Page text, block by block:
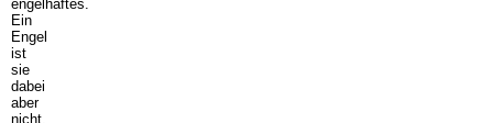
engelhaftes.
Ein
Engel
ist
sie
dabei
aber
nicht,